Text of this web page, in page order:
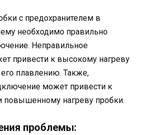
с предохранителем в
необходимо правильно
Неправильное
привести к высокому нагреву
плавлению. Также,
может привести к
повышенному нагреву пробки.
проблемы: